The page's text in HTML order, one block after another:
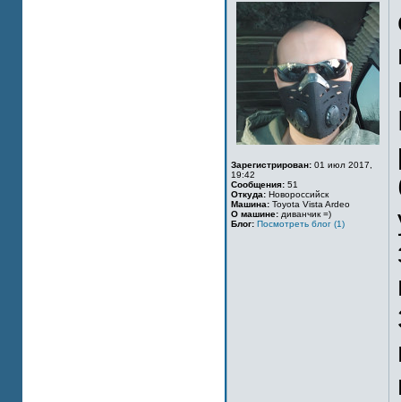
Зарегистрирован: 01 июл 2017,
19:42
Сообщения: 51
Откуда: Новороссийск
Машина: Toyota Vista Ardeo
О машине: диванчик =)
Блог: Посмотреть блог (1)